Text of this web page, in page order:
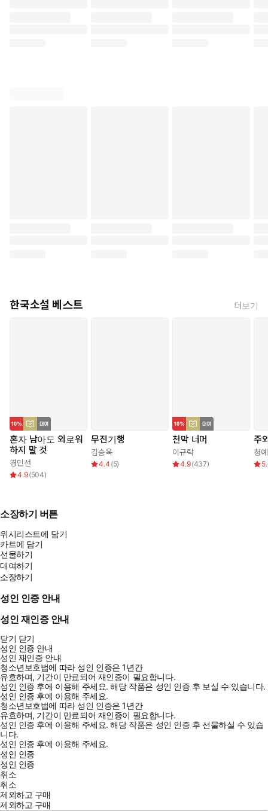
한국소설 베스트 더보기
혼자 남아도 외로워
하지 말 것
경민선
4.9(504)
무진기행
김승옥
4.4 (5)
천막 너머
이규락
4.9(437)
주
청예
소장하기 버튼
위시리스트에 담기
카트에 담기
선물하기
대여하기
소장하기
성인 인증 안내
성인 재인증 안내
닫기 닫기
성인 인증 안내
성인 재인증 안내
청소년보호법에 따라 성인 인증은 1년간
유효하며, 기간이 만료되어 재인증이 필요합니다.
성인 인증 후에 이용해 주세요.해당 작품은 성인 인증 후 보실 수 있습니다.
성인 인증 후에 이용해 주세요.
청소년보호법에 따라 성인 인증은 1년간
유효하며, 기간이 만료되어 재인증이 필요합니다.
성인 인증 후에 이용해 주세요.해당 작품은 성인 인증 후 선물하실 수 있습
니다.
성인 인증 후에 이용해 주세요.
성인 인증
성인 인증
취소
취소
제외하고 구매
제외하고 구매